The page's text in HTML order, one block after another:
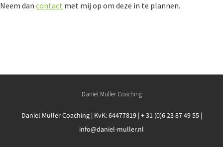
Neem dan contact met mij op om deze in te plannen.
Daniel Muller Coaching
Daniel Muller Coaching | KvK: 64477819 | + 31 (0)6 23 87 49 55 |
info@daniel-muller.nl